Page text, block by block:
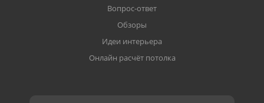
Вопрос-ответ
Обзоры
Идеи интерьера
Онлайн расчёт потолка